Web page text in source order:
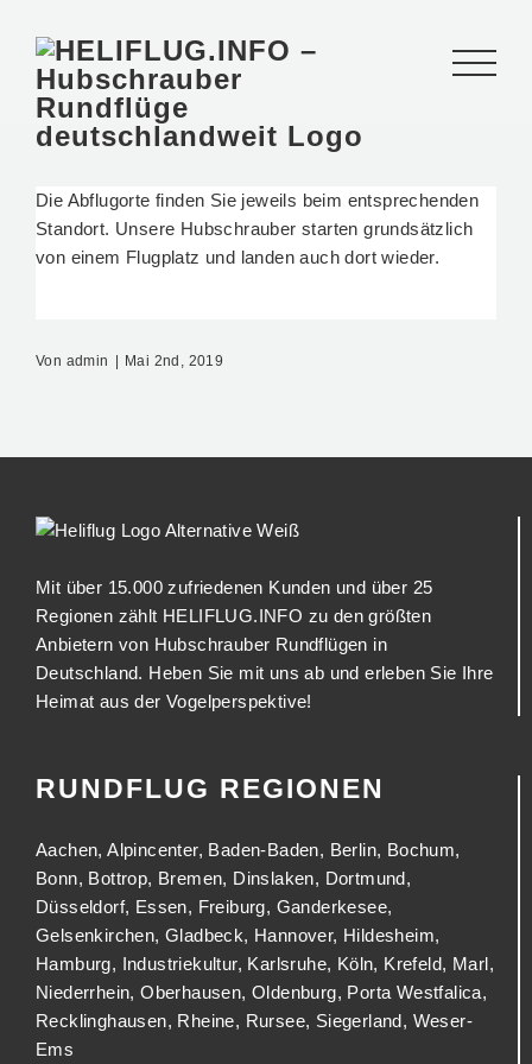
Inhalt
springen
Die Abflugorte finden Sie jeweils beim entsprechenden
Standort. Unsere Hubschrauber starten grundsätzlich
von einem Flugplatz und landen auch dort wieder.
Von admin Mai 2nd, 2019
Mit über 15.000 zufriedenen Kunden und über 25
Regionen zählt HELIFLUG.INFO zu den größten
Anbietern von Hubschrauber Rundflügen in
Deutschland. Heben Sie mit uns ab und erleben Sie Ihre
Heimat aus der Vogelperspektive!
RUNDFLUG REGIONEN
Aachen,Alpincenter, Baden-Baden, Berlin, Bochum,
Bonn, Bottrop, Bremen, Dinslaken, Dortmund,
Düsseldorf, Essen, Freiburg, Ganderkesee,
Gelsenkirchen,Gladbeck, Hannover, Hildesheim,
Hamburg, Industriekultur, Karlsruhe, Köln, Krefeld, Marl,
Niederrhein,Oberhausen,Oldenburg, Porta Westfalica,
Recklinghausen, Rheine, Rursee, Siegerland, Weser-
Ems